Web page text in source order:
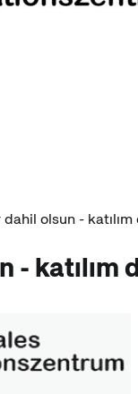
dahil olsun -
-